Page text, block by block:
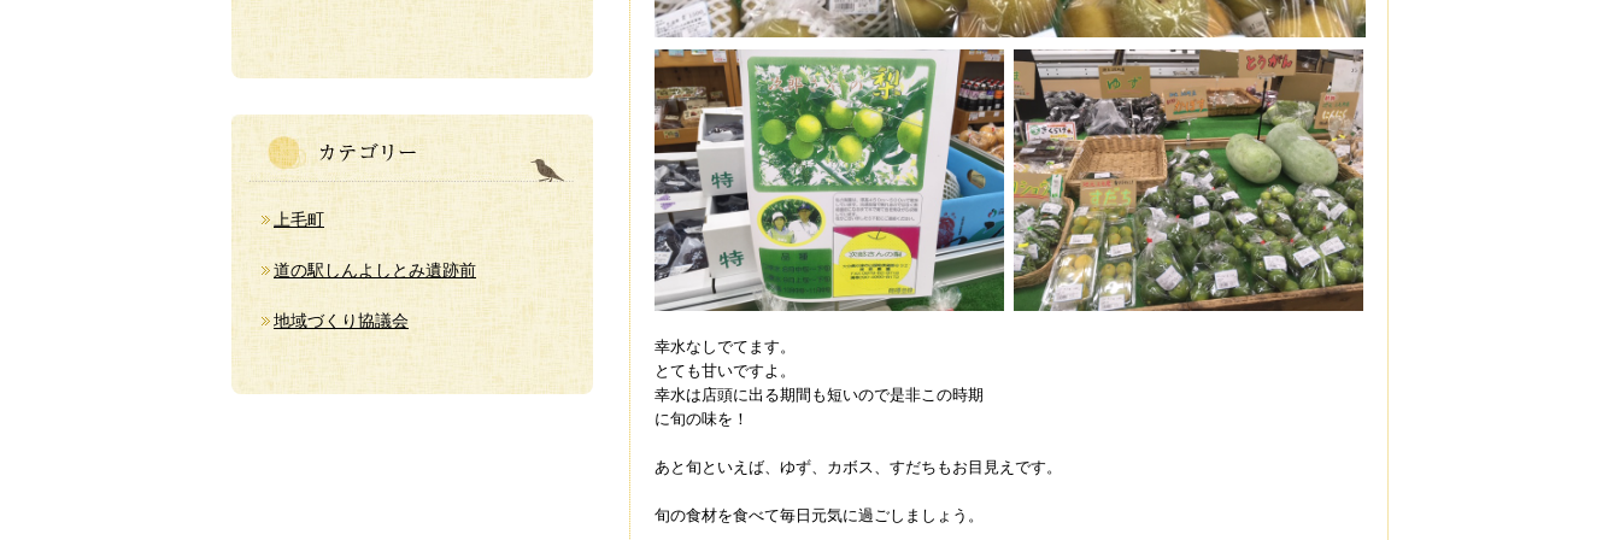
上毛町
道の駅しんよしとみ遺跡前
地域づくり協議会
幸水なしでてます。
とても甘いですよ。
幸水は店頭に出る期間も短いので是非この時期
に旬の味を！
あと旬といえば、ゆず、カボス、すだちもお目見えです。
旬の食材を食べて毎日元気に過ごしましょう。